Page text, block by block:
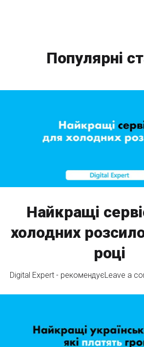
Популярні
Найкращі
холодних
році
Digital Expert - рекомендуєLeave a